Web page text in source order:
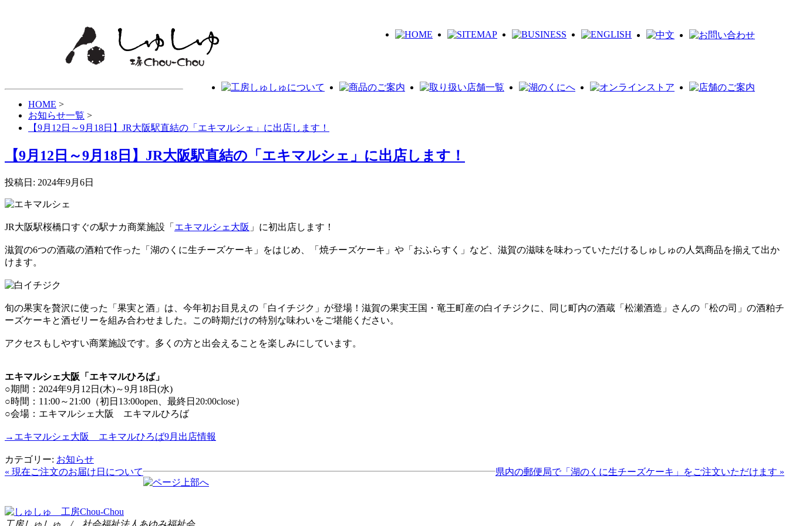
HOME >
お知らせ一覧 >
【9月12日～9月18日】JR大阪駅直結の「エキマルシェ」に出店します！
【9月12日～9月18日】JR大阪駅直結の「エキマルシェ」に出店します！
投稿日: 2024年9月6日
JR大阪駅桜橋口すぐの駅ナカ商業施設「 エキマルシェ大阪 」に初出店します！
滋賀の6つの酒蔵の酒粕で作った「湖のくに生チーズケーキ」をはじめ、「焼チーズケーキ」や「おふらすく」など、滋賀の滋味を味わっていただけるしゅしゅの人気商品を揃えて出か
けます。
旬の果実を贅沢に使った「果実と酒」は、今年初お目見えの「白イチジク」が登場！滋賀の果実王国・竜王町産の白イチジクに、同じ町内の酒蔵「松瀬酒造」さんの「松の司」の酒粕チ
ーズケーキと酒ゼリーを組み合わせました。この時期だけの特別な味わいをご堪能ください。
アクセスもしやすい商業施設です。多くの方と出会えることを楽しみにしています。
エキマルシェ大阪「エキマルひろば」
○期間：2024年9月12日(木)～9月18日(水)
○時間：11:00～21:00（初日13:00open、最終日20:00close）
○会場：エキマルシェ大阪 エキマルひろば
→エキマルシェ大阪 エキマルひろば9月出店情報
カテゴリー: お知らせ
« 現在ご注文のお届け日について
県内の郵便局で「湖のくに生チーズケーキ」をご注文いただけます »
工房しゅしゅ / 社会福祉法人あゆみ福祉会